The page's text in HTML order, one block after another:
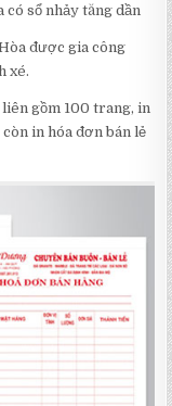
có sổ nhảy tăng dần
được gia công
xé.
liên gồm 100 trang, in
in hóa đơn bán lẻ